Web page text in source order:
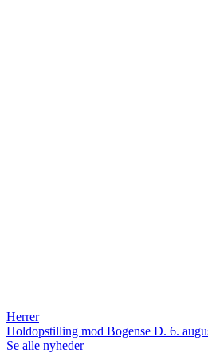
Herrer
Holdopstilling mod Bogense D. 6.
Se alle nyheder